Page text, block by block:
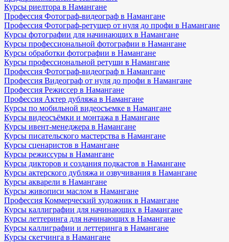
Курсы риелтора в Намангане
Профессия Фотограф-видеограф в Намангане
Профессия Фотограф-ретушер от нуля до профи в Намангане
Курсы фотографии для начинающих в Намангане
Курсы профессиональной фотографии в Намангане
Курсы обработки фотографии в Намангане
Курсы профессиональной ретуши в Намангане
Профессия Фотограф-видеограф в Намангане
Профессия Видеограф от нуля до профи в Намангане
Профессия Режиссер в Намангане
Профессия Актер дубляжа в Намангане
Курсы по мобильной видеосъемке в Намангане
Курсы видеосъёмки и монтажа в Намангане
Курсы ивент-менеджера в Намангане
Курсы писательского мастерства в Намангане
Курсы сценаристов в Намангане
Курсы режиссуры в Намангане
Курсы дикторов и создания подкастов в Намангане
Курсы актерского дубляжа и озвучивания в Намангане
Курсы акварели в Намангане
Курсы живописи маслом в Намангане
Профессия Коммерческий художник в Намангане
Курсы каллиграфии для начинающих в Намангане
Курсы леттеринга для начинающих в Намангане
Курсы каллиграфии и леттеринга в Намангане
Курсы скетчинга в Намангане